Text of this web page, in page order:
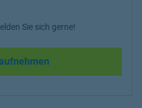
Sie sich gerne!